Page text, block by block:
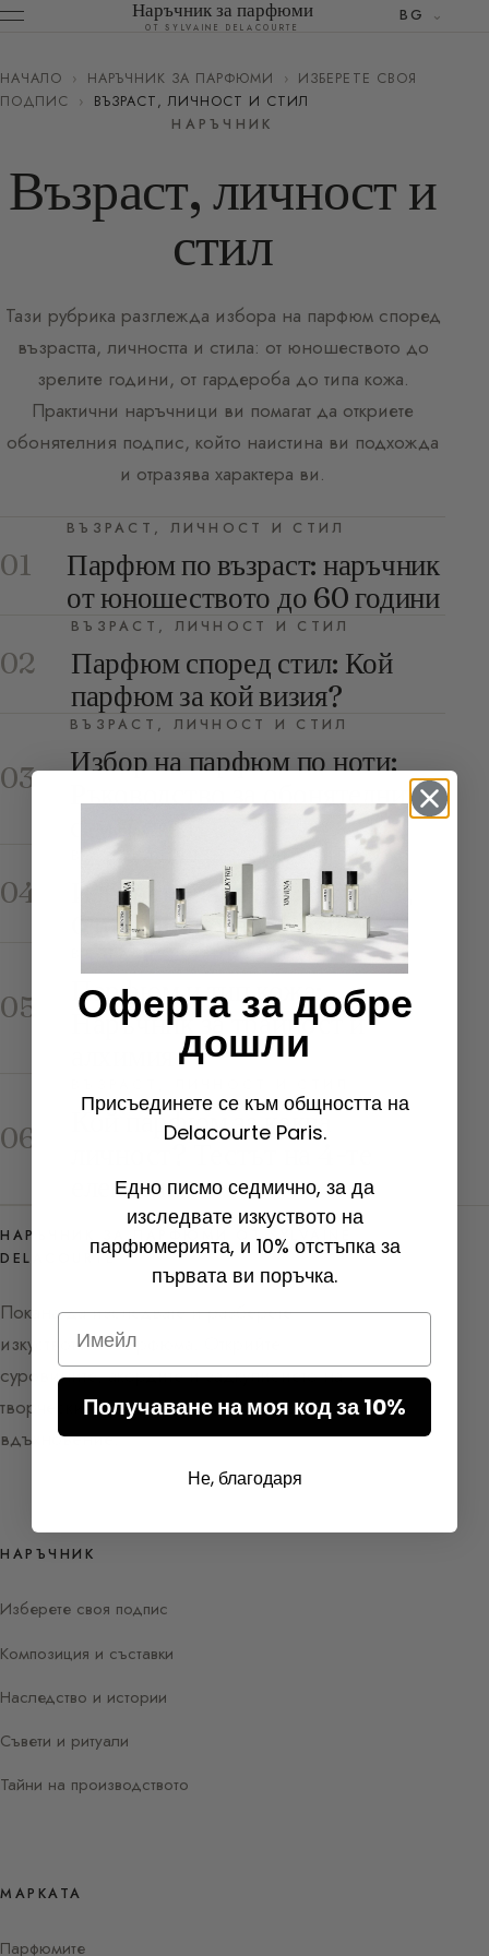
Наръчник за парфюми
ОТ SYLVAINE DELACOURTE
BG
НАЧАЛО › НАРЪЧНИК ЗА ПАРФЮМИ › ИЗБЕРЕТЕ СВОЯ
ПОДПИС
›
ВЪЗРАСТ, ЛИЧНОСТ И СТИЛ
НАРЪЧНИК
Възраст, личност и
стил
Тази рубрика разглежда избора на парфюм според
възрастта, личността и стила: от юношеството до
зрелите години, от гардероба до типа кожа.
Практични наръчници ви помагат да откриете
обонятелния подпис, който наистина ви подхожда
и отразява характера ви.
01
ВЪЗРАСТ, ЛИЧНОСТ И СТИЛ
Парфюм по възраст: наръчник
от юношеството до 60 години
02
ВЪЗРАСТ, ЛИЧНОСТ И СТИЛ
Парфюм според стил: Кой
парфюм за кой визия?
03
ВЪЗРАСТ, ЛИЧНОСТ И СТИЛ
Избор на парфюм по ноти:
Ръководство за обонятелните
семейства
04
ВЪЗРАСТ, ЛИЧНОСТ И СТИЛ
Изберете парфюм: Възраст,
Стил, Личност и Ноти
05
ВЪЗРАСТ, ЛИЧНОСТ И СТИЛ
Парфюм и тип кожа:
Наръчник за трайност и
06
Кой парфюм за каква
елемента
НАРЪЧНИК ЗА ПАРФЮМИ ОТ SYLVAINE
DELACOURTE
Покана да изследвате и разберете
изкуството на парфюма. Открийте
суровините, акордите и задкулисието на
творческия процес — между познание и
вдъхновение.
НАРЪЧНИК
Изберете своя подпис
Композиция и съставки
Наследство и истории
Съвети и ритуали
Тайни на производството
МАРКАТА
Парфюмите
Оферта за добре
дошли
Присъединете се към общността на
Delacourte Paris.
Едно писмо седмично, за да
изследвате изкуството на
парфюмерията, и 10% отстъпка за
първата ви поръчка.
Получаване на моя код за 10%
Не, благодаря